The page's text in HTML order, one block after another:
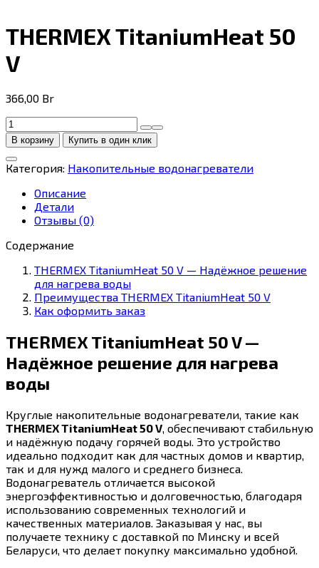
THERMEX TitaniumHeat 50
V
366,00 Br
Количество
товара
THERMEX
TitaniumHeat
50
В корзину Купить в один клик
Категория: Накопительные водонагреватели
Описание
Детали
Отзывы (0)
Содержание
THERMEX TitaniumHeat 50 V — Надёжное решение
для нагрева воды
Преимущества THERMEX TitaniumHeat 50 V
Как оформить заказ
THERMEX TitaniumHeat 50 V —
Надёжное решение для нагрева
воды
Круглые накопительные водонагреватели, такие как
THERMEX TitaniumHeat 50 V, обеспечивают стабильную
и надёжную подачу горячей воды. Это устройство
идеально подходит как для частных домов и квартир,
так и для нужд малого и среднего бизнеса.
Водонагреватель отличается высокой
энергоэффективностью и долговечностью, благодаря
использованию современных технологий и
качественных материалов. Заказывая у нас, вы
получаете технику с доставкой по Минску и всей
Беларуси, что делает покупку максимально удобной.